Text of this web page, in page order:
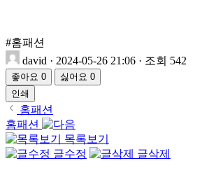
#홈패션
david · 2024-05-26 21:06 · 조회 542
좋아요 0 싫어요 0
인쇄
홈패션
홈패션
목록보기
글수정
글삭제